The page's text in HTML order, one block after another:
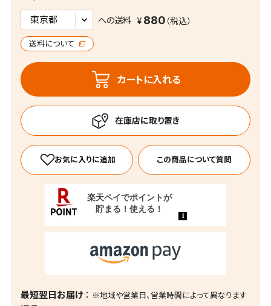
への送料 880
送料について
カートに入れる
この商品について質問
最短翌日お届け ※地域や営業日、営業時間によって異なります